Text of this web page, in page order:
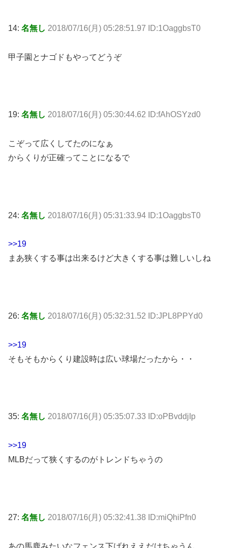
14: 名無し 2018/07/16(月) 05:28:51.97 ID:1OaggbsT0
甲子園とナゴドもやってどうぞ
19: 名無し 2018/07/16(月) 05:30:44.62 ID:fAhOSYzd0
こぞって広くしてたのになぁ
からくりが正確ってことになるで
24: 名無し 2018/07/16(月) 05:31:33.94 ID:1OaggbsT0
>>19
まあ狭くする事は出来るけど大きくする事は難しいしね
26: 名無し 2018/07/16(月) 05:32:31.52 ID:JPL8PPYd0
>>19
そもそもからくり建設時は広い球場だったから・・
35: 名無し 2018/07/16(月) 05:35:07.33 ID:oPBvddjIp
>>19
MLBだって狭くするのがトレンドちゃうの
27: 名無し 2018/07/16(月) 05:32:41.38 ID:miQhiPfn0
あの馬鹿みたいなフェンス下げれええだけちゃうん